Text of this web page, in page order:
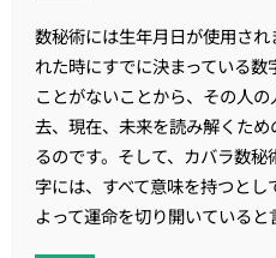
数秘術には生年月日が使用さ
れた時にすでに決まっている
ことがないことから、その人
去、現在、未来を読み解くた
るのです。そして、カバラ数
字には、すべて意味を持つと
よって運命を切り開いていると